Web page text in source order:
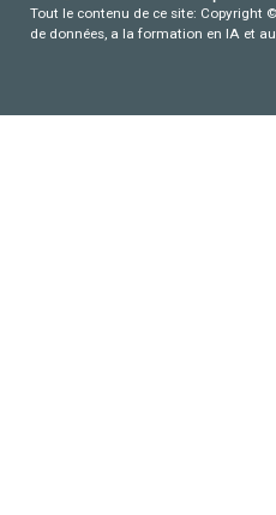
Tout le contenu de ce site: Copyright
de données, a la formation en IA et